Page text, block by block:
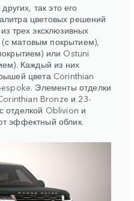
так это его
цветовых решений
трех эксклюзивных
матовым покрытием),
или Ostuni
Каждый из них
цвета Corinthian
Элементы отделки
Bronze и 23-
отделкой Oblivion и
эффектный облик.